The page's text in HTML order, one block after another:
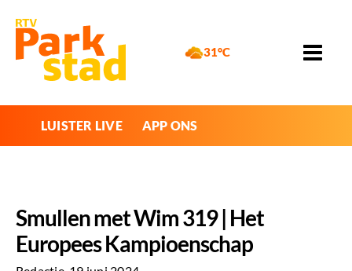
31°C
LUISTER LIVE APP ONS
Smullen met Wim 319 | Het
Europees Kampioenschap